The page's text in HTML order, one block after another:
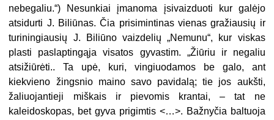
nebegaliu.“) Nesunkiai įmanoma įsivaizduoti kur galėjo
atsidurti J. Biliūnas. Čia prisimintinas vienas gražiausių ir
turiningiausių J. Biliūno vaizdelių „Nemunu“, kur viskas
plasti paslaptingąja visatos gyvastim. „Žiūriu ir negaliu
atsižiūrėti.. Ta upė, kuri, vingiuodamos be galo, ant
kiekvieno žingsnio maino savo pavidalą; tie jos aukšti,
žaliuojantieji miškais ir pievomis krantai, – tat ne
kaleidoskopas, bet gyva prigimtis <…>. Bažnyčia baltuoja